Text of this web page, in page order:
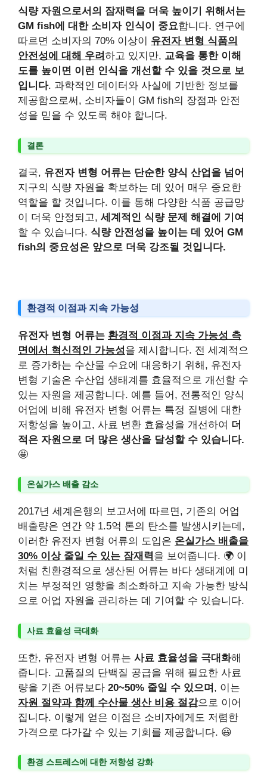
식량 자원으로서의 잠재력을 더욱 높이기 위해서는
GM fish에 대한 소비자 인식이 중요합니다. 연구에
따르면 소비자의 70% 이상이 유전자 변형 식품의
안전성에 대해 우려 하고 있지만, 교육을 통한 이해
도를 높이면 이런 인식을 개선할 수 있을 것으로 보
입니다. 과학적인 데이터와 사실에 기반한 정보를
제공함으로써, 소비자들이 GM fish의 장점과 안전
성을 믿을 수 있도록 해야 합니다.
결론
결국, 유전자 변형 어류는 단순한 양식 산업을 넘어
지구의 식량 자원을 확보하는 데 있어 매우 중요한
역할을 할 것입니다. 이를 통해 다양한 식품 공급망
이 더욱 안정되고, 세계적인 식량 문제 해결에 기여
할 수 있습니다. 식량 안전성을 높이는 데 있어 GM
fish의 중요성은 앞으로 더욱 강조될 것입니다.
환경적 이점과 지속 가능성
유전자 변형 어류는 환경적 이점과 지속 가능성 측
면에서 혁신적인 가능성을 제시합니다. 전 세계적으
로 증가하는 수산물 수요에 대응하기 위해, 유전자
변형 기술은 수산업 생태계를 효율적으로 개선할 수
있는 자원을 제공합니다. 예를 들어, 전통적인 양식
어업에 비해 유전자 변형 어류는 특정 질병에 대한
저항성을 높이고, 사료 변환 효율성을 개선하여 더
적은 자원으로 더 많은 생산을 달성할 수 있습니다.
🤩
온실가스 배출 감소
2017년 세계은행의 보고서에 따르면, 기존의 어업
배출량은 연간 약 1.5억 톤의 탄소를 발생시키는데,
이러한 유전자 변형 어류의 도입은 온실가스 배출을
30% 이상 줄일 수 있는 잠재력을 보여줍니다. 🌍 이
처럼 친환경적으로 생산된 어류는 바다 생태계에 미
치는 부정적인 영향을 최소화하고 지속 가능한 방식
으로 어업 자원을 관리하는 데 기여할 수 있습니다.
사료 효율성 극대화
또한, 유전자 변형 어류는 사료 효율성을 극대화해
줍니다. 고품질의 단백질 공급을 위해 필요한 사료
량을 기존 어류보다 20~50% 줄일 수 있으며 , 이는
자원 절약과 함께 수산물 생산 비용 절감으로 이어
집니다. 이렇게 얻은 이점은 소비자에게도 저렴한
가격으로 다가갈 수 있는 기회를 제공합니다. 😃
환경 스트레스에 대한 저항성 강화